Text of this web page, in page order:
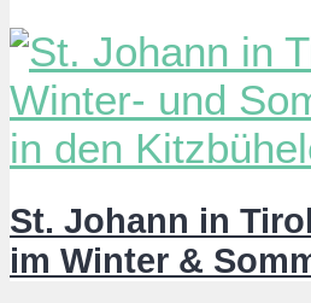
St. Johann in
im Winter &